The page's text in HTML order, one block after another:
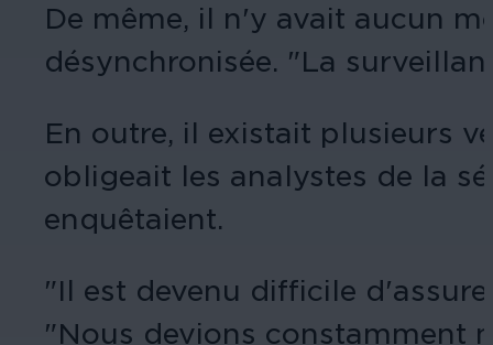
De même, il n'y avait aucun
désynchronisée. "La
En outre, il existait plusieurs
obligeait les analystes de la
enquêtaient.
"Il est devenu difficile
"Nous devions constamment